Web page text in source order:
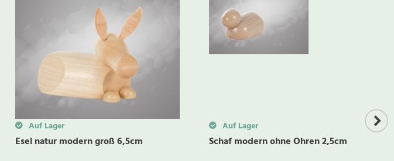
Auf Lager
Esel natur modern groß 6,5cm
Auf Lager
Schaf modern ohne Ohren 2,5cm